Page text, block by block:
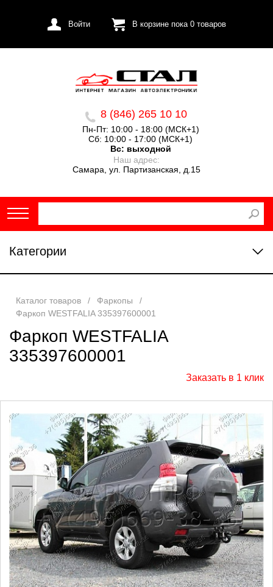
Войти В корзине пока 0товаров
8 (846) 265 10 10
Пн-Пт: 10:00 - 18:00 (МСК+1)
Сб: 10:00 - 17:00 (МСК+1)
Вс: выходной
Наш адрес:
Самара, ул. Партизанская, д.15
Категории
Каталог товаров / Фаркопы
/
Фаркоп WESTFALIA 335397600001
Фаркоп WESTFALIA
335397600001
Заказать в 1 клик